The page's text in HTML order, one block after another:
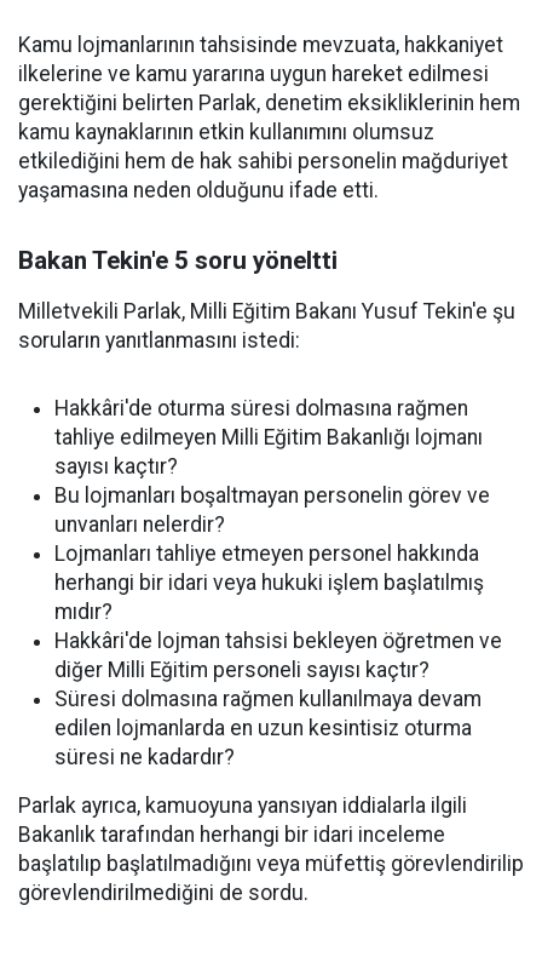
Kamu lojmanlarının tahsisinde mevzuata, hakkaniyet
ilkelerine ve kamu yararına uygun hareket edilmesi
gerektiğini belirten Parlak, denetim eksikliklerinin hem
kamu kaynaklarının etkin kullanımını olumsuz
etkilediğini hem de hak sahibi personelin mağduriyet
yaşamasına neden olduğunu ifade etti.
Bakan Tekin'e 5 soru yöneltti
Milletvekili Parlak, Milli Eğitim Bakanı Yusuf Tekin'e şu
soruların yanıtlanmasını istedi:
Hakkâri'de oturma süresi dolmasına rağmen
tahliye edilmeyen Milli Eğitim Bakanlığı lojmanı
sayısı kaçtır?
Bu lojmanları boşaltmayan personelin görev ve
unvanları nelerdir?
Lojmanları tahliye etmeyen personel hakkında
herhangi bir idari veya hukuki işlem başlatılmış
mıdır?
Hakkâri'de lojman tahsisi bekleyen öğretmen ve
diğer Milli Eğitim personeli sayısı kaçtır?
Süresi dolmasına rağmen kullanılmaya devam
edilen lojmanlarda en uzun kesintisiz oturma
süresi ne kadardır?
Parlak ayrıca, kamuoyuna yansıyan iddialarla ilgili
Bakanlık tarafından herhangi bir idari inceleme
başlatılıp başlatılmadığını veya müfettiş görevlendirilip
görevlendirilmediğini de sordu.